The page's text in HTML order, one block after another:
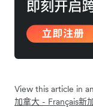
View this article in
加拿大 - Français新